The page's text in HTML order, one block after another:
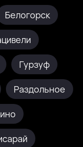
Белогорск
Гурзуф
Раздольное